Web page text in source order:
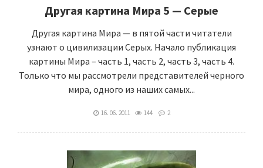
Другая картина Мира 5 — Серые
Другая картина Мира — в пятой части читатели
узнают о цивилизации Серых. Начало публикация
картины Мира – часть 1, часть 2, часть 3, часть 4.
Только что мы рассмотрели представителей черного
мира, одного из наших самых...
16. 06. 2011 144 2